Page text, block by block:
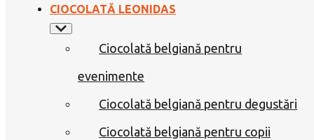
CIOCOLATĂ LEONIDAS
Ciocolată belgiană pentru
evenimente
Ciocolată belgiană pentru degustări
Ciocolată belgiană pentru copii